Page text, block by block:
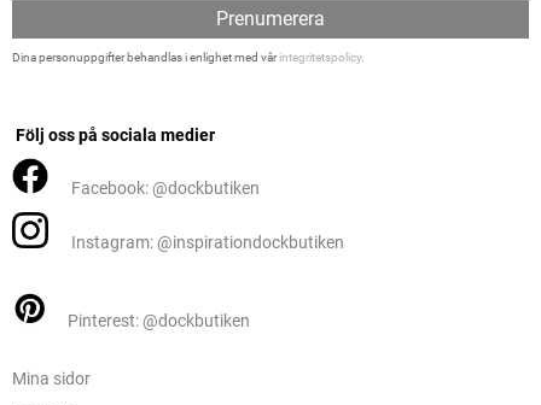
Prenumerera
Dina personuppgifter behandlas i enlighet med vårintegritetspolicy.
Följ oss på sociala medier
Facebook: @dockbutiken
Instagram: @inspirationdockbutiken
Pinterest: @dockbutiken
Mina sidor